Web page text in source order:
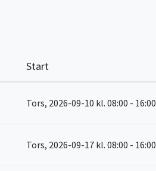
Start
Tors, 2026-09-10 kl. 08:00 - 16:00
Tors, 2026-09-17 kl. 08:00 - 16:00